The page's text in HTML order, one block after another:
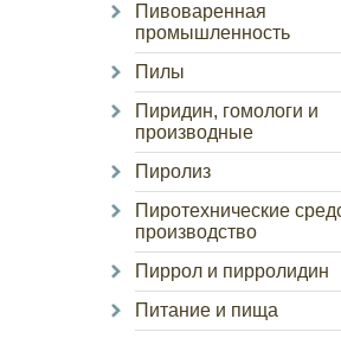
Пивоваренная
промышленность
Пилы
Пиридин, гомологи и
производные
Пиролиз
Пиротехнические
производство
Пиррол и пирролидин
Питание и пища